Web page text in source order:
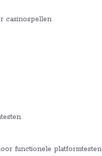
casinospellen
functionele platformtesten